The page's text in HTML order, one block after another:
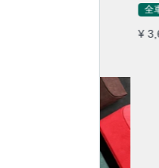
防止 子供
全車種対応
¥ 3,640 (